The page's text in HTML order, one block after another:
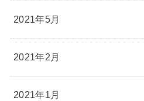
2021年5月
2021年2月
2021年1月